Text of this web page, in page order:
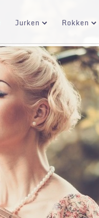
Jurken Rokken